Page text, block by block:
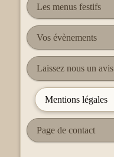
Les menus festifs
Vos évènements
Laissez nous un avis
Mentions légales
Page de contact